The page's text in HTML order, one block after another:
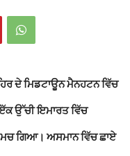
ਦੇ ਮਿਡਟਾਊਨ ਮੈਨਹਟਨ ਵਿੱਚ
ਉੱਚੀ ਇਮਾਰਤ ਵਿੱਚ
ਗਿਆ। ਅਸਮਾਨ ਵਿੱਚ ਛਾਏ